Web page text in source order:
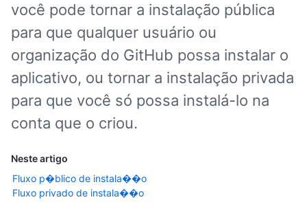
Neste artigo
Fluxo p�blico de instala��o
Fluxo privado de instala��o
você pode tornar a instalação pública
para que qualquer usuário ou
organização do GitHub possa instalar o
aplicativo, ou tornar a instalação privada
para que você só possa instalá-lo na
conta que o criou.